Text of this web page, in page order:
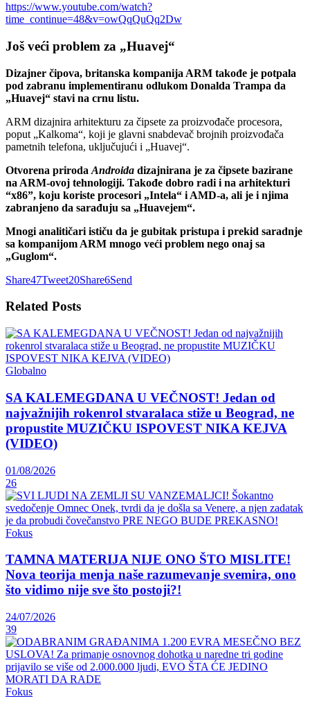
https://www.youtube.com/watch?
time_continue=48&v=owQqQuQq2Dw
Još veći problem za „Huavej“
Dizajner čipova, britanska kompanija ARM takođe je potpala
pod zabranu implementiranu odlukom Donalda Trampa da
„Huavej“ stavi na crnu listu.
ARM dizajnira arhitekturu za čipsete za proizvođače procesora,
poput „Kalkoma“, koji je glavni snabdevač brojnih proizvođača
pametnih telefona, uključujući i „Huavej“.
Otvorena priroda Androida dizajnirana je za čipsete bazirane
na ARM-ovoj tehnologiji. Takođe dobro radi i na arhitekturi
“x86”, koju koriste procesori „Intela“ i AMD-a, ali je i njima
zabranjeno da sarađuju sa „Huavejem“.
Mnogi analitičari ističu da je gubitak pristupa i prekid saradnje
sa kompanijom ARM mnogo veći problem nego onaj sa
„Guglom“.
Share47Tweet20Share6Send
Related Posts
Globalno
SA KALEMEGDANA U VEČNOST! Jedan od
najvažnijih rokenrol stvaralaca stiže u Beograd, ne
propustite MUZIČKU ISPOVEST NIKA KEJVA
(VIDEO)
01/08/2026
26
Fokus
TAMNA MATERIJA NIJE ONO ŠTO MISLITE!
Nova teorija menja naše razumevanje svemira, ono
što vidimo nije sve što postoji?!
24/07/2026
39
Fokus